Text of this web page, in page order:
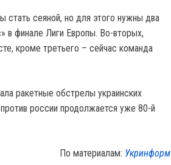
сеяной, но для этого нужны два
в финале Лиги Европы. Во-вторых,
кроме третьего – сейчас команда
ракетные обстрелы украинских
россии продолжается уже 80-й
По материалам: Укринформ